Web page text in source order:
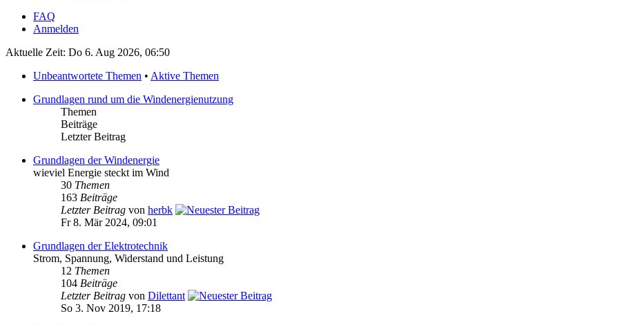
FAQ
Anmelden
Aktuelle Zeit: Do 6. Aug 2026, 06:50
Unbeantwortete Themen • Aktive Themen
Grundlagen rund um die Windenergienutzung
Themen
Beiträge
Letzter Beitrag
Grundlagen der Windenergie
wieviel Energie steckt im Wind
30 Themen
163 Beiträge
Letzter Beitrag von herbk
Fr 8. Mär 2024, 09:01
Grundlagen der Elektrotechnik
Strom, Spannung, Widerstand und Leistung
12 Themen
104 Beiträge
Letzter Beitrag von Dilettant
So 3. Nov 2019, 17:18